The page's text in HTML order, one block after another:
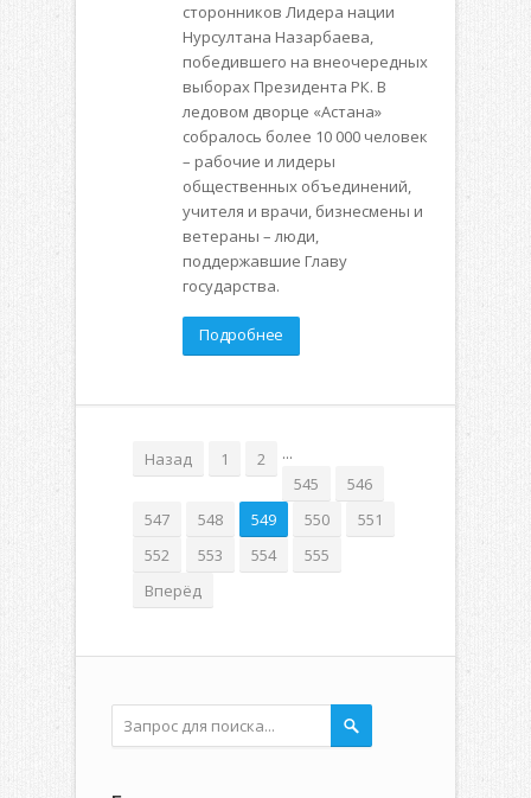
сторонников Лидера нации
Нурсултана Назарбаева,
победившего на внеочередных
выборах Президента РК. В
ледовом дворце «Астана»
собралось более 10 000 человек
– рабочие и лидеры
общественных объединений,
учителя и врачи, бизнесмены и
ветераны – люди,
поддержавшие Главу
государства.
Подробнее
Назад 1 2
...
545
546
547
548 549 550
551
552
553 554
555
Вперёд